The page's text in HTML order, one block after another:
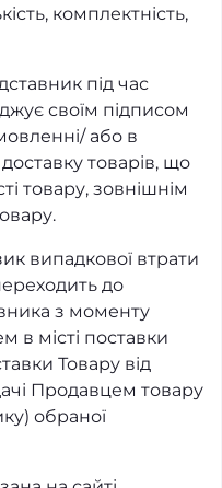
комплектність,
під час
своїм підписом
або в
товарів, що
товару, зовнішнім
випадкової втрати
до
з моменту
в місті поставки
Товару від
Продавцем товару
обраної